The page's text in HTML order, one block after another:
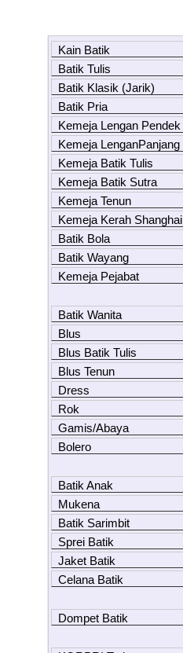
Kain Batik
Batik Tulis
Batik Klasik (Jarik)
Batik Pria
Kemeja Lengan Pendek
Kemeja LenganPanjang
Kemeja Batik Tulis
Kemeja Batik Sutra
Kemeja Tenun
Kemeja Kerah Shanghai
Batik Bola
Batik Wayang
Kemeja Pejabat
Batik Wanita
Blus
Blus Batik Tulis
Blus Tenun
Dress
Rok
Gamis/Abaya
Bolero
Batik Anak
Mukena
Batik Sarimbit
Sprei Batik
Jaket Batik
Celana Batik
Dompet Batik